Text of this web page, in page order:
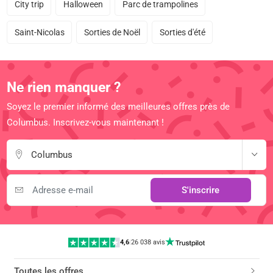
City trip Halloween Parc de trampolines
Saint-Nicolas Sorties de Noël Sorties d'été
Ne rien manquer ?
Soyez le premier informé des meilleures offres près de
Columbus. Inscrivez-vous maintenant !
Columbus
S'inscrire
4,6|26 038 avis